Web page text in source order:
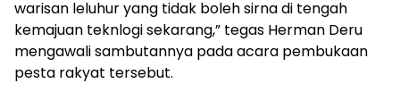
warisan leluhur yang tidak boleh sirna di tengah
kemajuan teknlogi sekarang,” tegas Herman Deru
mengawali sambutannya pada acara pembukaan
pesta rakyat tersebut.